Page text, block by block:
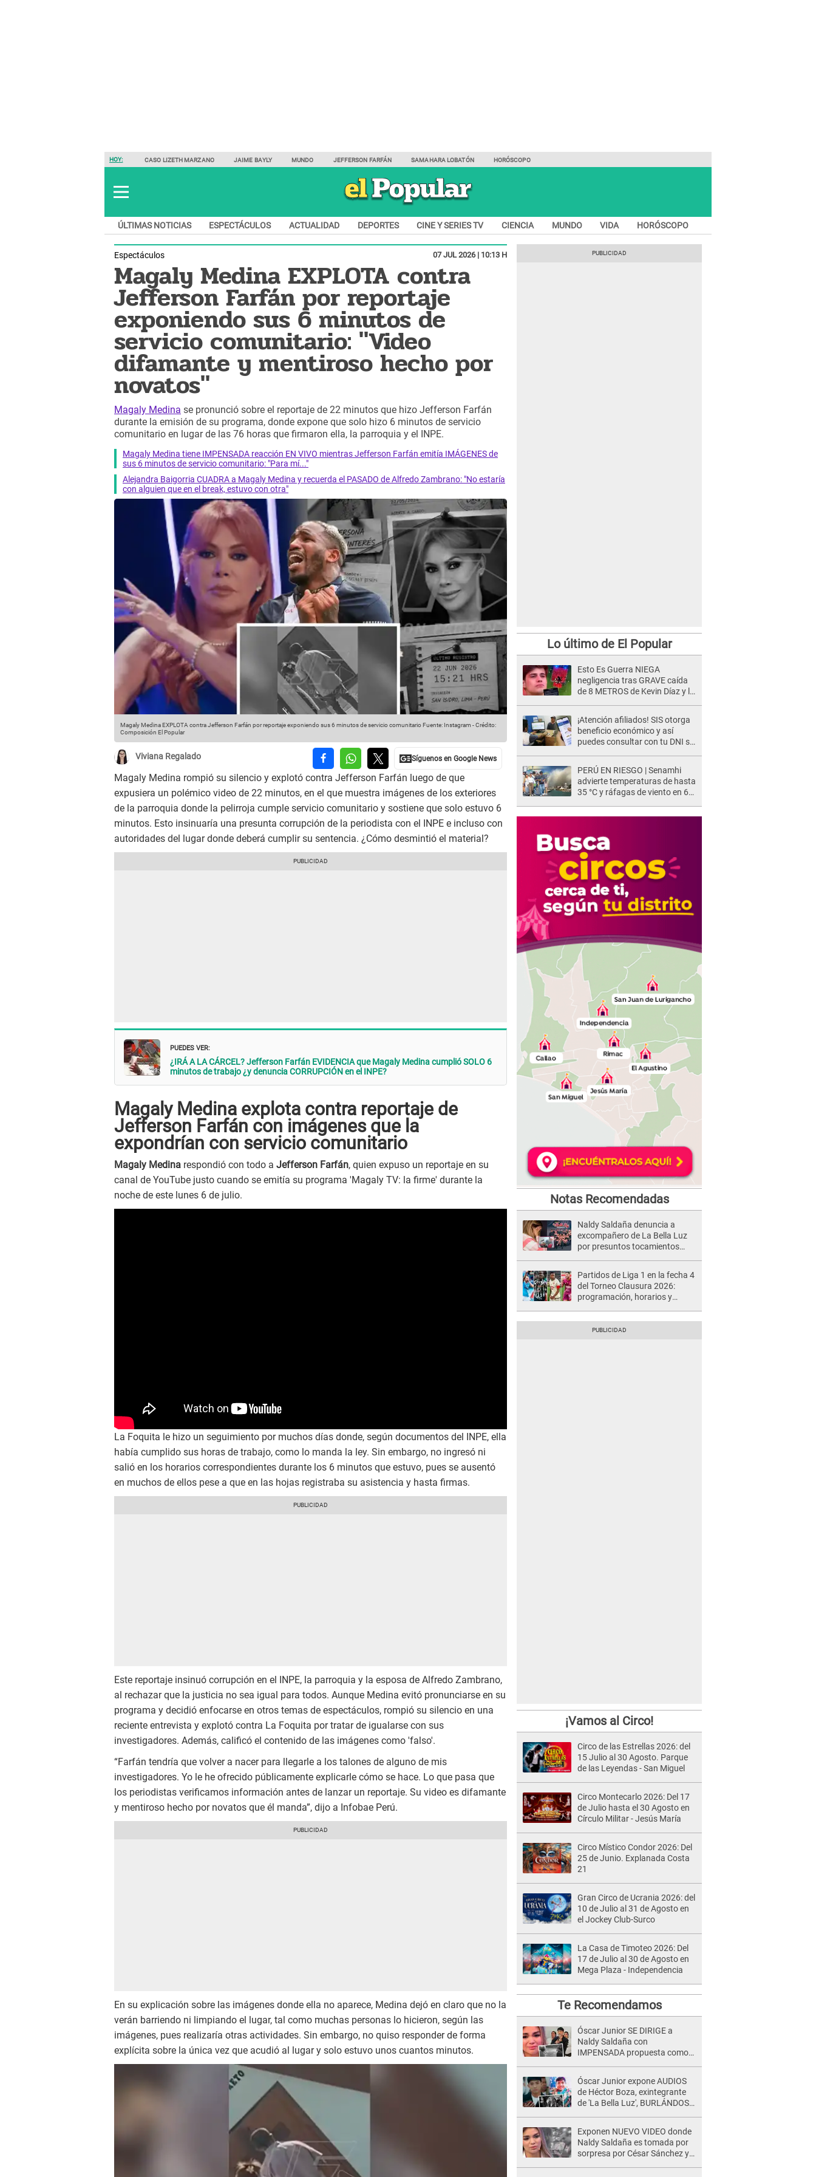
HOY: CASO LIZETH MARZANO JAIME BAYLY MUNDO JEFFERSON FARFÁN SAMAHARA LOBATÓN HORÓSCOPO
ÚLTIMAS NOTICIAS ESPECTÁCULOS ACTUALIDAD DEPORTES CINE Y SERIES TV CIENCIA MUNDO VIDA HORÓSCOPO
Espectáculos 07 JUL 2026 | 10:13 H
Magaly Medina EXPLOTA contra
Jefferson Farfán por reportaje
exponiendo sus 6 minutos de
servicio comunitario: "Video
difamante y mentiroso hecho por
novatos"
Magaly Medina se pronunció sobre el reportaje de 22 minutos que hizo Jefferson Farfán
durante la emisión de su programa, donde expone que solo hizo 6 minutos de servicio
comunitario en lugar de las 76 horas que firmaron ella, la parroquia y el INPE.
Magaly Medina tiene IMPENSADA reacción EN VIVO mientras Jefferson Farfán emitía IMÁGENES de
sus 6 minutos de servicio comunitario: "Para mí..."
Alejandra Baigorria CUADRA a Magaly Medina y recuerda el PASADO de Alfredo Zambrano: "No estaría
con alguien que en el break, estuvo con otra"
Magaly Medina EXPLOTA contra Jefferson Farfán por reportaje exponiendo sus 6 minutos de servicio comunitario Fuente: Instagram -Crédito:
Composición El Popular
Viviana Regalado
Magaly Medina rompió su silencio y explotó contra Jefferson Farfán luego de que
expusiera un polémico video de 22 minutos, en el que muestra imágenes de los exteriores
de la parroquia donde la pelirroja cumple servicio comunitario y sostiene que solo estuvo 6
minutos. Esto insinuaría una presunta corrupción de la periodista con el INPE e incluso con
autoridades del lugar donde deberá cumplir su sentencia. ¿Cómo desmintió el material?
PUEDES VER:
¿IRÁ A LA CÁRCEL? Jefferson Farfán EVIDENCIA que Magaly Medina cumplió SOLO 6
minutos de trabajo ¿y denuncia CORRUPCIÓN en el INPE?
Magaly Medina explota contra reportaje de
Jefferson Farfán con imágenes que la
expondrían con servicio comunitario
Magaly Medina respondió con todo a Jefferson Farfán, quien expuso un reportaje en su
canal de YouTube justo cuando se emitía su programa 'Magaly TV: la firme' durante la
noche de este lunes 6 de julio.
La Foquita le hizo un seguimiento por muchos días donde, según documentos del INPE, ella
había cumplido sus horas de trabajo, como lo manda la ley. Sin embargo, no ingresó ni
salió en los horarios correspondientes durante los 6 minutos que estuvo, pues se ausentó
en muchos de ellos pese a que en las hojas registraba su asistencia y hasta firmas.
Este reportaje insinuó corrupción en el INPE, la parroquia y la esposa de Alfredo Zambrano,
al rechazar que la justicia no sea igual para todos. Aunque Medina evitó pronunciarse en su
programa y decidió enfocarse en otros temas de espectáculos, rompió su silencio en una
reciente entrevista y explotó contra La Foquita por tratar de igualarse con sus
investigadores. Además, calificó el contenido de las imágenes como 'falso'.
“Farfán tendría que volver a nacer para llegarle a los talones de alguno de mis
investigadores. Yo le he ofrecido públicamente explicarle cómo se hace. Lo que pasa que
los periodistas verificamos información antes de lanzar un reportaje. Su video es difamante
y mentiroso hecho por novatos que él manda”, dijo a Infobae Perú.
En su explicación sobre las imágenes donde ella no aparece, Medina dejó en claro que no la
verán barriendo ni limpiando el lugar, tal como muchas personas lo hicieron, según las
imágenes, pues realizaría otras actividades. Sin embargo, no quiso responder de forma
explícita sobre la única vez que acudió al lugar y solo estuvo unos cuantos minutos.
Lo último de El Popular
Esto Es Guerra NIEGA
negligencia tras GRAVE caída
de 8 METROS de Kevin Díaz y lo
¡Atención afiliados! SIS otorga
beneficio económico y así
puedes consultar con tu DNI si
PERÚ EN RIESGO | Senamhi
advierte temperaturas de hasta
35 °C y ráfagas de viento en 6
Notas Recomendadas
Naldy Saldaña denuncia a
excompañero de La Bella Luz
por presuntos tocamientos
Partidos de Liga 1 en la fecha 4
del Torneo Clausura 2026:
programación, horarios y
¡Vamos al Circo!
Circo de las Estrellas 2026: del
15 Julio al 30 Agosto. Parque
de las Leyendas - San Miguel
Circo Montecarlo 2026: Del 17
de Julio hasta el 30 Agosto en
Círculo Militar - Jesús María
Circo Místico Condor 2026: Del
25 de Junio. Explanada Costa
21
Gran Circo de Ucrania 2026: del
10 de Julio al 31 de Agosto en
el Jockey Club-Surco
La Casa de Timoteo 2026: Del
17 de Julio al 30 de Agosto en
Mega Plaza - Independencia
Te Recomendamos
Óscar Junior SE DIRIGE a
Naldy Saldaña con
IMPENSADA propuesta como
denuncia: "Otro tipo de ley..."
Óscar Junior expone AUDIOS
de Héctor Boza, exintegrante
de 'La Bella Luz', BURLÁNDOSE
Exponen NUEVO VIDEO donde
Naldy Saldaña es tomada por
sorpresa por César Sánchez y